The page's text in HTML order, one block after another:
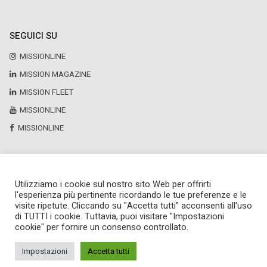
SEGUICI SU
MISSIONLINE
MISSION MAGAZINE
MISSION FLEET
MISSIONLINE
MISSIONLINE
Copyright © 2025 by Newsteca
P.Iva 13171520151
Newsteca S.r.l.
Via Larga, 6
Utilizziamo i cookie sul nostro sito Web per offrirti
l'esperienza più pertinente ricordando le tue preferenze e le
visite ripetute. Cliccando su "Accetta tutti" acconsenti all'uso
di TUTTI i cookie. Tuttavia, puoi visitare "Impostazioni
cookie" per fornire un consenso controllato.
Impostazioni Accetta tutti